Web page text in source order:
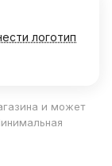
логотип
и может